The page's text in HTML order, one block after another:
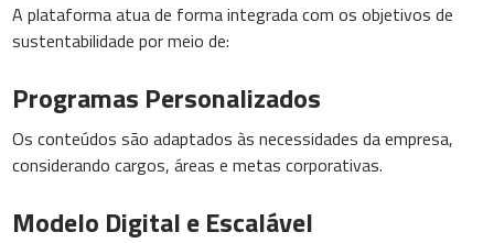
A plataforma atua de forma integrada com os objetivos de
sustentabilidade por meio de:
Programas Personalizados
Os conteúdos são adaptados às necessidades da empresa,
considerando cargos, áreas e metas corporativas.
Modelo Digital e Escalável